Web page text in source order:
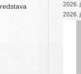
2026.
2026.